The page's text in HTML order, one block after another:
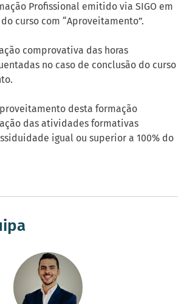
Profissional emitido via SIGO em
curso com “Aproveitamento”.
comprovativa das horas
no caso de conclusão do curso
desta formação
das atividades formativas
igual ou superior a 100% do